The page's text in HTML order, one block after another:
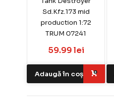
Sd.Kfz.173 mid
production 1:72
TRUM 07241
59.99 lei
Adaugă în coș